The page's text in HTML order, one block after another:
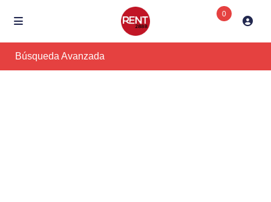
0
Búsqueda Avanzada